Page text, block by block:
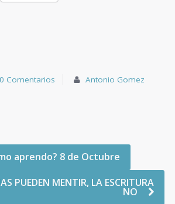
0 Comentarios Antonio Gomez
aprendo? 8 de Octubre
PUEDEN MENTIR, LA ESCRITURA
NO